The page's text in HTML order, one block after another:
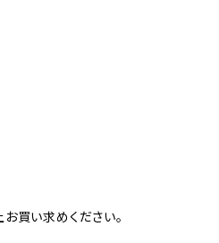
買い求めください。